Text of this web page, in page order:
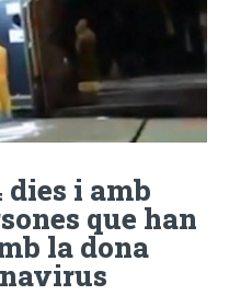
dies i amb
que han
la dona